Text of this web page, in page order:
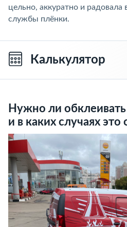
цельно, аккуратно и радовала
службы плёнки.
Калькулятор
Нужно ли
и в каких случаях это